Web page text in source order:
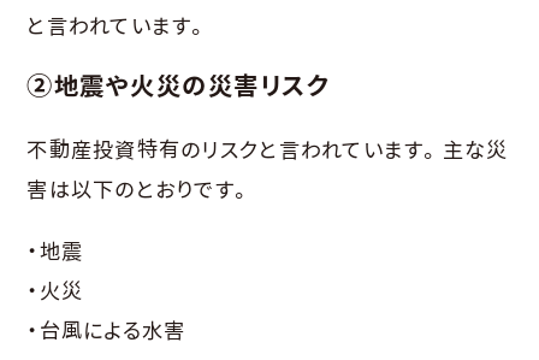
と言われています。
②地震や火災の災害リスク
不動産投資特有のリスクと言われています。主な災
害は以下のとおりです。
・地震
・火災
・台風による水害